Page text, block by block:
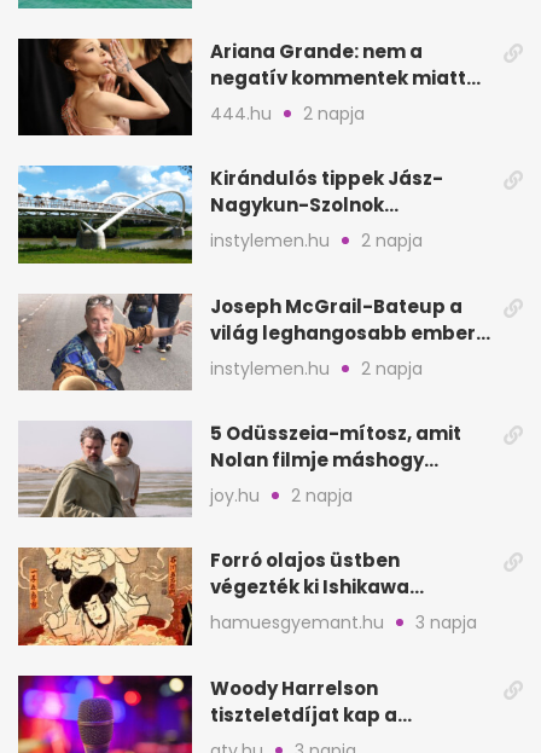
Ariana Grande: nem a
negatív kommentek miatt
vonul vissza
444.hu 2 napja
Kirándulós tippek Jász-
Nagykun-Szolnok
megyében: 6 kihagyhatatlan
hely
instylemen.hu 2 napja
Joseph McGrail-Bateup a
világ leghangosabb embere
lett Ausztráliából
instylemen.hu 2 napja
5 Odüsszeia-mítosz, amit
Nolan filmje máshogy
mutat, mint Homérosz
joy.hu 2 napja
Forró olajos üstben
végezték ki Ishikawa
Goemont, Japán Robin
Hoodját
hamuesgyemant.hu 3 napja
Woody Harrelson
tiszteletdíjat kap a
Szarajevói Filmfesztiválon